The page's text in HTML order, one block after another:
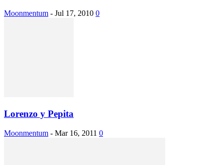
Moonmentum - Jul 17, 2010 0
Lorenzo y Pepita
Moonmentum - Mar 16, 2011 0